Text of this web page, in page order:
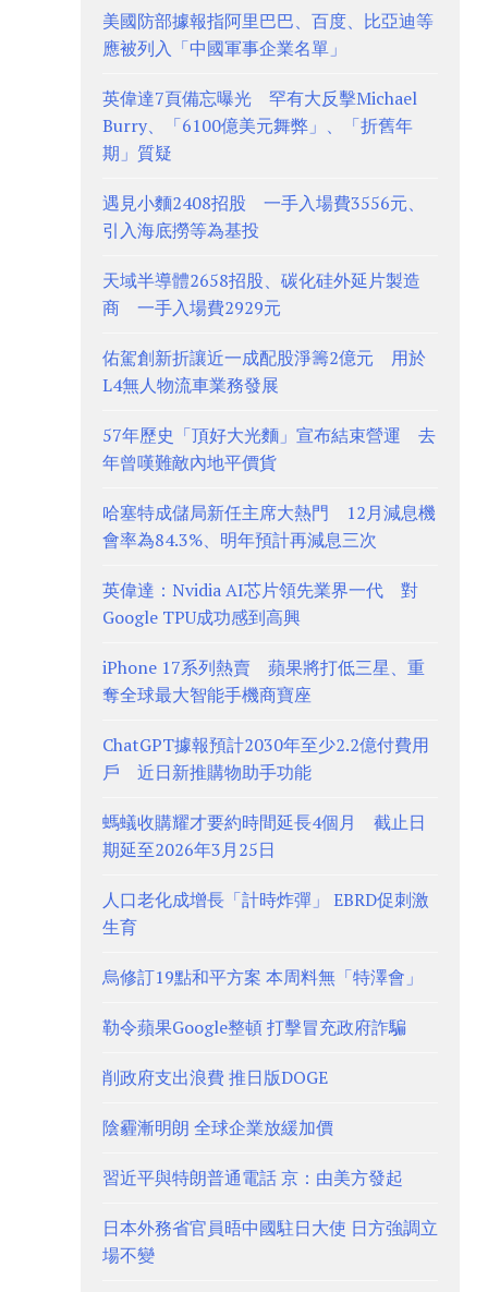
美國防部據報指阿里巴巴、百度、比亞迪等
應被列入「中國軍事企業名單」
英偉達7頁備忘曝光 罕有大反擊Michael
Burry、「6100億美元舞弊」、「折舊年
期」質疑
遇見小麵2408招股 一手入場費3556元、
引入海底撈等為基投
天域半導體2658招股、碳化硅外延片製造
商 一手入場費2929元
佑駕創新折讓近一成配股淨籌2億元 用於
L4無人物流車業務發展
57年歷史「頂好大光麵」宣布結束營運 去
年曾嘆難敵內地平價貨
哈塞特成儲局新任主席大熱門 12月減息機
會率為84.3%、明年預計再減息三次
英偉達：Nvidia AI芯片領先業界一代 對
Google TPU成功感到高興
iPhone 17系列熱賣 蘋果將打低三星、重
奪全球最大智能手機商寶座
ChatGPT據報預計2030年至少2.2億付費用
戶 近日新推購物助手功能
螞蟻收購耀才要約時間延長4個月 截止日
期延至2026年3月25日
人口老化成增長「計時炸彈」 EBRD促刺激
生育
烏修訂19點和平方案 本周料無「特澤會」
勒令蘋果Google整頓 打擊冒充政府詐騙
削政府支出浪費 推日版DOGE
陰霾漸明朗 全球企業放緩加價
習近平與特朗普通電話 京：由美方發起
日本外務省官員晤中國駐日大使 日方強調立
場不變